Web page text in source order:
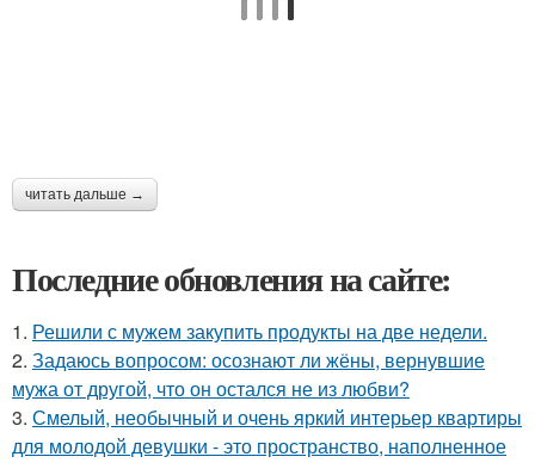
читать дальше →
Последние обновления на сайте:
1. Решили с мужем закупить продукты на две недели.
2. Задаюсь вопросом: осознают ли жёны, вернувшие
мужа от другой, что он остался не из любви?
3. Смелый, необычный и очень яркий интерьер квартиры
для молодой девушки - это пространство, наполненное